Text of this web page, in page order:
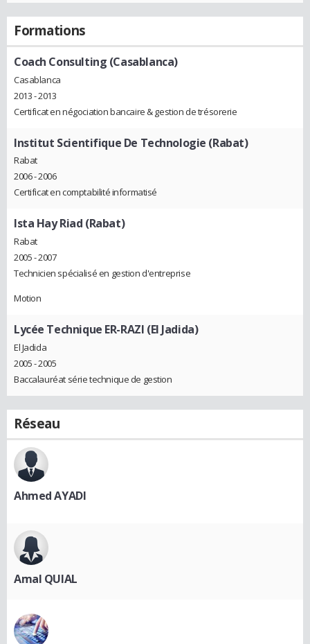
Formations
Coach Consulting (Casablanca)
Casablanca
2013 - 2013
Certificat en négociation bancaire & gestion de trésorerie
Institut Scientifique De Technologie (Rabat)
Rabat
2006 - 2006
Certificat en comptabilité informatisé
Ista Hay Riad (Rabat)
Rabat
2005 - 2007
Technicien spécialisé en gestion d'entreprise
Motion
Lycée Technique ER-RAZI (El Jadida)
El Jadida
2005 - 2005
Baccalauréat série technique de gestion
Réseau
Ahmed AYADI
Amal QUIAL